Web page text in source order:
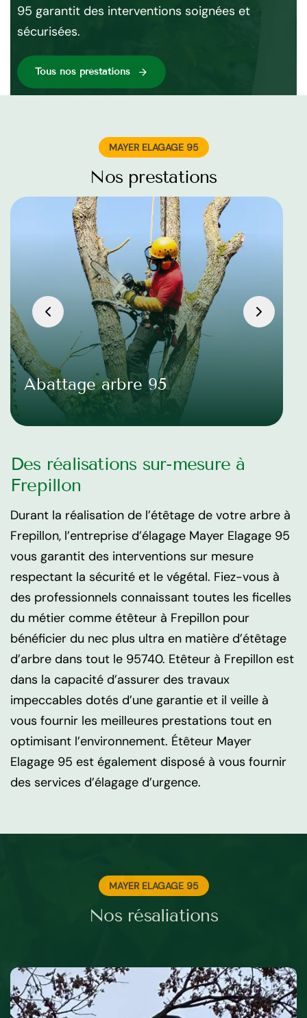
95 garantit des interventions soignées et
sécurisées.
Tous nos préstations
MAYER ELAGAGE 95
Nos prestations
Abattage arbre 95
Des réalisations sur-mesure à
Frepillon
Durant la réalisation de l’étêtage de votre arbre à
Frepillon, l’entreprise d’élagage Mayer Elagage 95
vous garantit des interventions sur mesure
respectant la sécurité et le végétal. Fiez-vous à
des professionnels connaissant toutes les ficelles
du métier comme étêteur à Frepillon pour
bénéficier du nec plus ultra en matière d’étêtage
d’arbre dans tout le 95740. Etêteur à Frepillon est
dans la capacité d’assurer des travaux
impeccables dotés d’une garantie et il veille à
vous fournir les meilleures prestations tout en
optimisant l’environnement. Étêteur Mayer
Elagage 95 est également disposé à vous fournir
des services d’élagage d’urgence.
MAYER ELAGAGE 95
Nos résaliations